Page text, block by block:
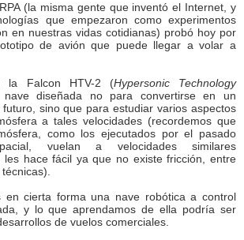
(la misma gente que inventó el Internet, y
que empezaron como experimentos
en nuestras vidas cotidianas) probó hoy por
de avión que puede llegar a volar a
la Falcon HTV-2 (Hypersonic Technology
diseñada no para convertirse en un
sino que para estudiar varios aspectos
a tales velocidades (recordemos que
como los ejecutados por el pasado
vuelan a velocidades similares
les hace fácil ya que no existe fricción, entre
en cierta forma una nave robótica a control
y lo que aprendamos de ella podría ser
de vuelos comerciales.